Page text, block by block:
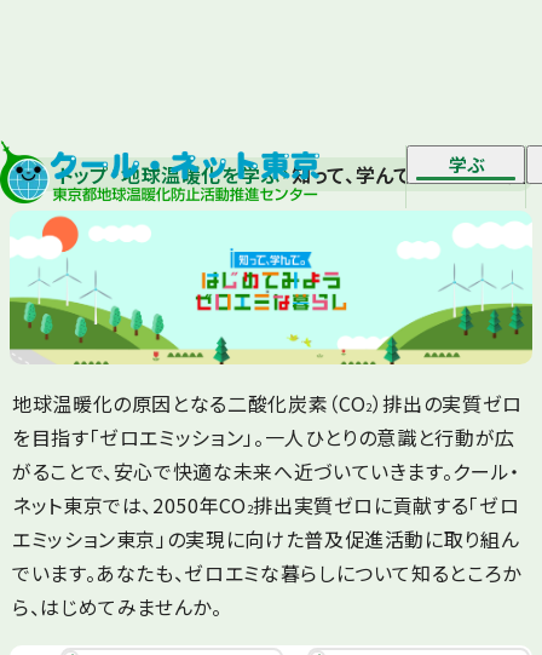
学ぶ
トップ 地球温暖化を学ぶ 知って、学んで。はじめてみ
地球温暖化の原因となる二酸化炭素（CO2）排出の実質ゼロ
を目指す「ゼロエミッション」。一人ひとりの意識と行動が広
がることで、安心で快適な未来へ近づいていきます。クール・
ネット東京では、2050年CO 2排出実質ゼロに貢献する「ゼロ
エミッション東京」の実現に向けた普及促進活動に取り組ん
でいます。あなたも、ゼロエミな暮らしについて知るところか
ら、はじめてみませんか。